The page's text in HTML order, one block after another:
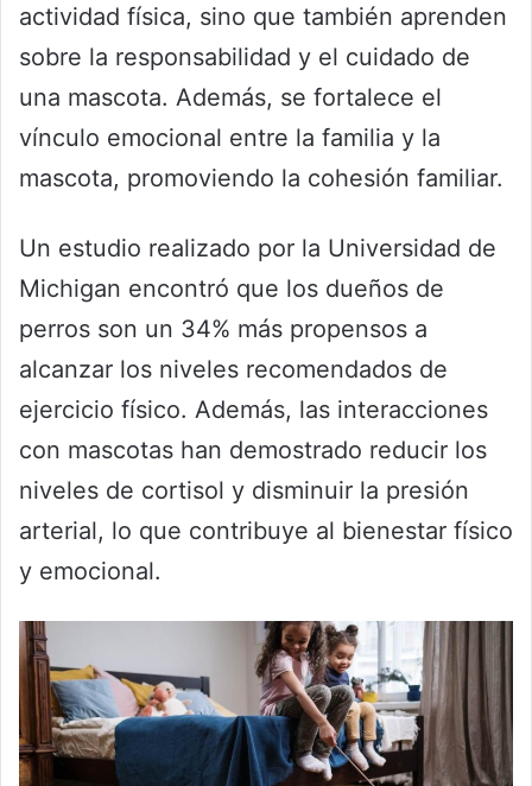
actividad física, sino que también aprenden
sobre la responsabilidad y el cuidado de
una mascota. Además, se fortalece el
vínculo emocional entre la familia y la
mascota, promoviendo la cohesión familiar.
Un estudio realizado por la Universidad de
Michigan encontró que los dueños de
perros son un 34% más propensos a
alcanzar los niveles recomendados de
ejercicio físico. Además, las interacciones
con mascotas han demostrado reducir los
niveles de cortisol y disminuir la presión
arterial, lo que contribuye al bienestar físico
y emocional.